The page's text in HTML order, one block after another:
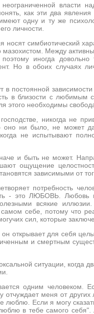
власти
как эти два
одну и ту же
личности.
симбиотический
мазохистом. Между
иногда
Но в обоих случаях
постоянной
в близости с любимым
этого необходимы
никогда не
оно ни было, не может
не испытывают
и быть не может.
ощущение
зависимыми от
потребность
- это ЛЮБОВЬ. Любовь
всякие
себе, потому что
сил, которые
открывает для себя
и смертным
ситуации, когда
одним человеком.
отчуждает меня от
люблю. Если я могу
в тебе самого себя".